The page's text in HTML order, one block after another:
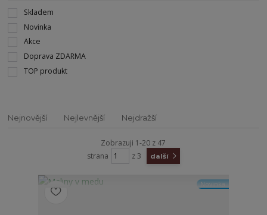
Skladem
Novinka
Akce
Doprava ZDARMA
TOP produkt
Nejnovější Nejlevnější Nejdražší
Zobrazuji 1-20 z 47
strana
z 3 další
Novinka